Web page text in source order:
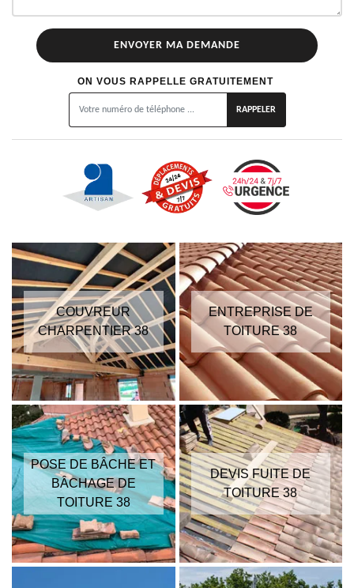
ON VOUS RAPPELLE GRATUITEMENT
COUVREUR
CHARPENTIER 38
ENTREPRISE DE
TOITURE 38
POSE DE BÂCHE ET
BÂCHAGE DE
TOITURE 38
DEVIS FUITE DE
TOITURE 38